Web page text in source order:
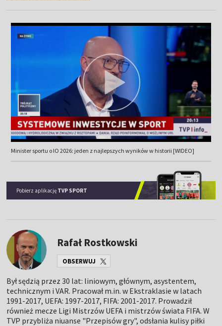
Minister sportu o IO 2026: jeden z najlepszych wyników w historii [WIDEO]
Pobierz aplikację TVP SPORT
Rafał Rostkowski
OBSERWUJ
Był sędzią przez 30 lat: liniowym, głównym, asystentem,
technicznym i VAR. Pracował m.in. w Ekstraklasie w latach
1991-2017, UEFA: 1997-2017, FIFA: 2001-2017. Prowadził
również mecze Ligi Mistrzów UEFA i mistrzów świata FIFA. W
TVP przybliża niuanse "Przepisów gry", odsłania kulisy piłki